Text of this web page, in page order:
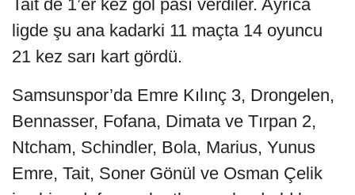
Tait de 1’er kez gol pası verdiler. Ayrıca
ligde şu ana kadarki 11 maçta 14 oyuncu
21 kez sarı kart gördü.
Samsunspor’da Emre Kılınç 3, Drongelen,
Bennasser, Fofana, Dimata ve Tırpan 2,
Ntcham, Schindler, Bola, Marius, Yunus
Emre, Tait, Soner Gönül ve Osman Çelik